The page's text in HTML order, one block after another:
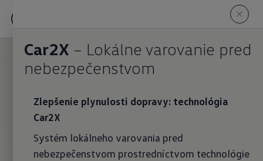
Car2X – Lokálne varovanie pred
nebezpečenstvom
Zlepšenie plynulosti dopravy: technológia
Car2X
Systém lokálneho varovania pred
nebezpečenstvom prostredníctvom technológie